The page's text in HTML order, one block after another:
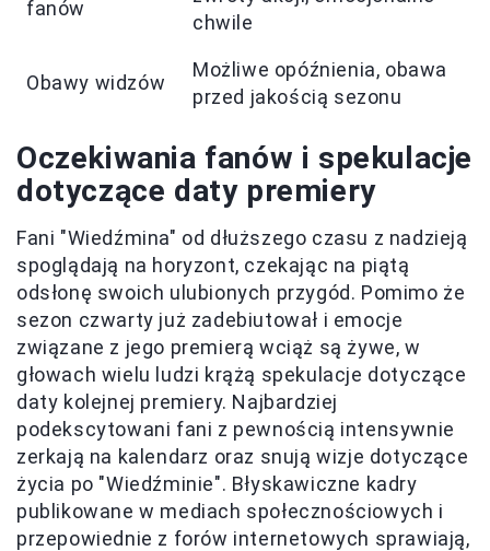
fanów
chwile
Obawy widzów
Możliwe opóźnienia, obawa
przed jakością sezonu
Oczekiwania fanów i spekulacje
dotyczące daty premiery
Fani "Wiedźmina" od dłuższego czasu z nadzieją
spoglądają na horyzont, czekając na piątą
odsłonę swoich ulubionych przygód. Pomimo że
sezon czwarty już zadebiutował i emocje
związane z jego premierą wciąż są żywe, w
głowach wielu ludzi krążą spekulacje dotyczące
daty kolejnej premiery. Najbardziej
podekscytowani fani z pewnością intensywnie
zerkają na kalendarz oraz snują wizje dotyczące
życia po "Wiedźminie". Błyskawiczne kadry
publikowane w mediach społecznościowych i
przepowiednie z forów internetowych sprawiają,